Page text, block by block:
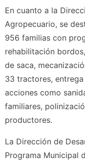
En cuanto a la
Agropecuario, se
956 familias con
rehabilitación
de saca,
33 tractores,
acciones como
familiares,
productores.
La Dirección de
Programa Municipal